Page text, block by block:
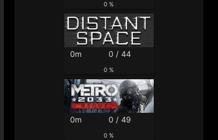
0 %
0m 0 / 44
0 %
0m 0 / 49
0 %